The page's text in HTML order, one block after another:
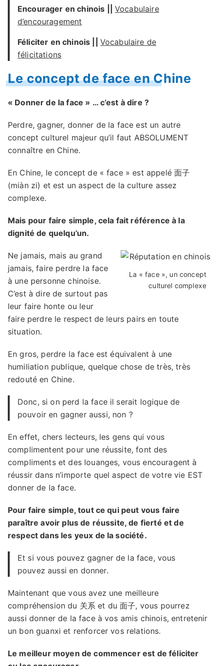
Encourager en chinois || Vocabulaire
d’encouragement
Féliciter en chinois || Vocabulaire de
félicitations
Le concept de face en Chine
« Donner de la face » … c’est à dire ?
Perdre, gagner, donner de la face est un autre
concept culturel majeur qu’il faut ABSOLUMENT
connaître en Chine.
En Chine, le concept de « face » est appelé 面子
(miàn zi) et est un aspect de la culture assez
complexe.
Mais pour faire simple, cela fait référence à la
dignité de quelqu’un.
La « face », un concept
culturel complexe
Ne jamais, mais au grand
jamais, faire perdre la face
à une personne chinoise.
C’est à dire de surtout pas
leur faire honte ou leur
faire perdre le respect de leurs pairs en toute
situation.
En gros, perdre la face est équivalent à une
humiliation publique, quelque chose de très, très
redouté en Chine.
Donc, si on perd la face il serait logique de
pouvoir en gagner aussi, non ?
En effet, chers lecteurs, les gens qui vous
complimentent pour une réussite, font des
compliments et des louanges, vous encouragent à
réussir dans n’importe quel aspect de votre vie EST
donner de la face.
Pour faire simple, tout ce qui peut vous faire
paraître avoir plus de réussite, de fierté et de
respect dans les yeux de la société.
Et si vous pouvez gagner de la face, vous
pouvez aussi en donner.
Maintenant que vous avez une meilleure
compréhension du 关系 et du 面子, vous pourrez
aussi donner de la face à vos amis chinois, entretenir
un bon guanxi et renforcer vos relations.
Le meilleur moyen de commencer est de féliciter